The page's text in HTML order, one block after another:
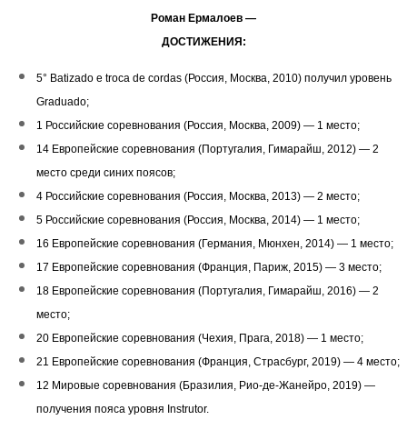
Роман Ермалоев —
ДОСТИЖЕНИЯ:
5° Batizado e troca de cordas (Россия, Москва, 2010) получил уровень
Graduado;
1 Российские соревнования (Россия, Москва, 2009) — 1 место;
14 Европейские соревнования (Португалия, Гимарайш, 2012) — 2
место среди синих поясов;
4 Российские соревнования (Россия, Москва, 2013) — 2 место;
5 Российские соревнования (Россия, Москва, 2014) — 1 место;
16 Европейские соревнования (Германия, Мюнхен, 2014) — 1 место;
17 Европейские соревнования (Франция, Париж, 2015) — 3 место;
18 Европейские соревнования (Португалия, Гимарайш, 2016) — 2
место;
20 Европейские соревнования (Чехия, Прага, 2018) — 1 место;
21 Европейские соревнования (Франция, Страсбург, 2019) — 4 место;
12 Мировые соревнования (Бразилия, Рио-де-Жанейро, 2019) —
получения пояса уровня Instrutor.